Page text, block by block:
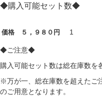
◆購入可能セット数◆
価格 ５，９８０円 1
◆ご注意◆
購入可能セット数は総在庫数を
※万が一、総在庫数を超えたご
のご用意となります。